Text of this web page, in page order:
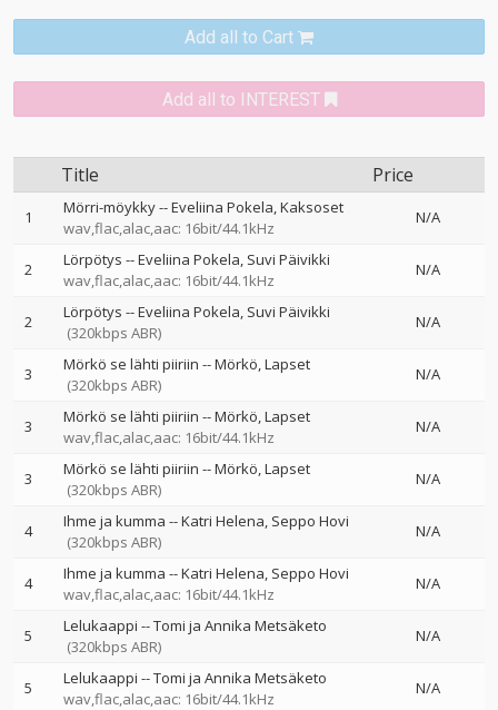
Add all to Cart
Add all to INTEREST
Title Price
1 Mörri-möykky--Eveliina Pokela Kaksoset
wav,flac,alac,aac: 16bit/44.1kHz
N/A
2 Lörpötys --Eveliina Pokela Suvi Päivikki
wav,flac,alac,aac: 16bit/44.1kHz
N/A
2 Lörpötys --Eveliina Pokela Suvi Päivikki
(320kbps ABR)
N/A
3 Mörkö se lähti piiriin --Mörkö Lapset
(320kbps ABR)
N/A
3 Mörkö se lähti piiriin --Mörkö Lapset
wav,flac,alac,aac: 16bit/44.1kHz
N/A
3 Mörkö se lähti piiriin --Mörkö Lapset
(320kbps ABR)
N/A
4 Ihme ja kumma --Katri Helena Seppo Hovi
(320kbps ABR)
N/A
4 Ihme ja kumma --Katri Helena Seppo Hovi
wav,flac,alac,aac: 16bit/44.1kHz
N/A
5 Lelukaappi --Tomi ja Annika Metsäketo
(320kbps ABR)
N/A
5 Lelukaappi --Tomi ja Annika Metsäketo
wav,flac,alac,aac: 16bit/44.1kHz
N/A